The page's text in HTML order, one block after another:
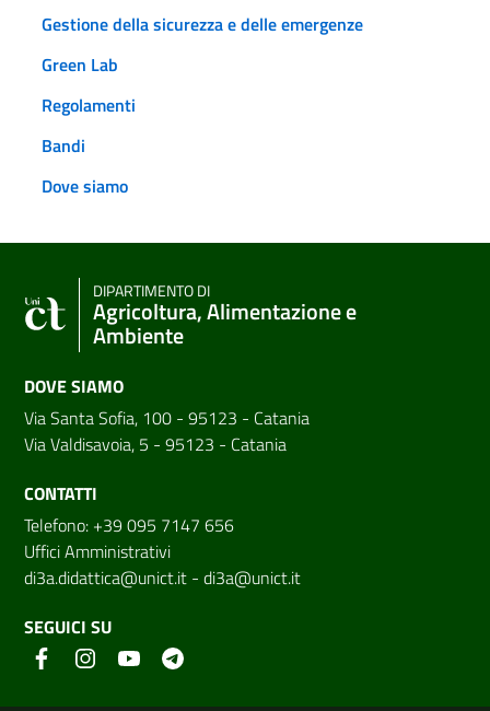
Gestione della sicurezza e delle emergenze
Green Lab
Regolamenti
Bandi
Dove siamo
DIPARTIMENTO DI
Agricoltura, Alimentazione e
Ambiente
DOVE SIAMO
Via Santa Sofia, 100 - 95123 - Catania
Via Valdisavoia, 5 - 95123 - Catania
CONTATTI
Telefono: +39 095 7147 656
Uffici Amministrativi
di3a.didattica@unict.it - di3a@unict.it
SEGUICI SU